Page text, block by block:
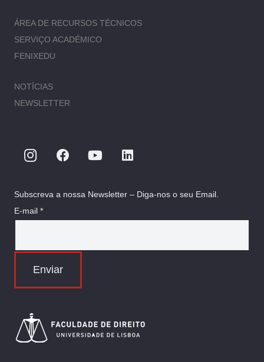
ÁREA DE RECURSOS TÉCNICOS
SERVIÇO ACADÉMICO
FENIXEDU
NOTÍCIAS
NEWSLETTER
Subscreva a nossa Newsletter – Diga-nos o seu Email.
E-mail *